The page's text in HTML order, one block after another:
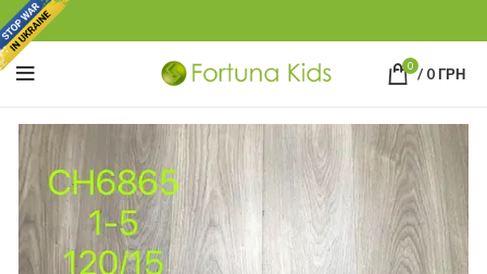
0 / 0ГРН